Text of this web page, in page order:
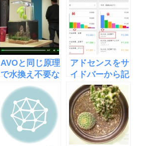
AVOと同じ原理
で水換え不要な
「EcoQube
C」
アドセンスをサ
イドバーから記
事中に移したら
収益が倍になっ
た